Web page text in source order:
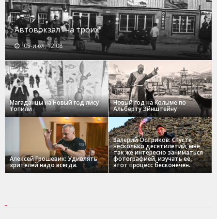
Автовокзал "на троих"
05-июл, 12:08
Магаданцы на Новый год лису
топили
Новый год на Колыме по
Альберту Эйнштейну
Алексей Грошевик: Удивлять
зрителей надо всегда.
Валерий Остриков: Спустя
несколько десятилетий, мне
так же интересно заниматься
фотографией, изучать ее,
этот процесс бесконечен.